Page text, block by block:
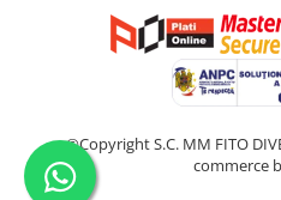
©Copyright S.C. MM FITO
commerce